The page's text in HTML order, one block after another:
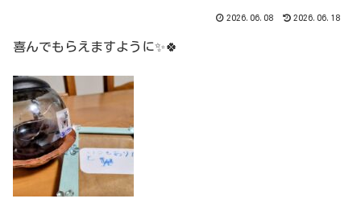
2026.06.08 2026.06.18
喜んでもらえますように✨🍀